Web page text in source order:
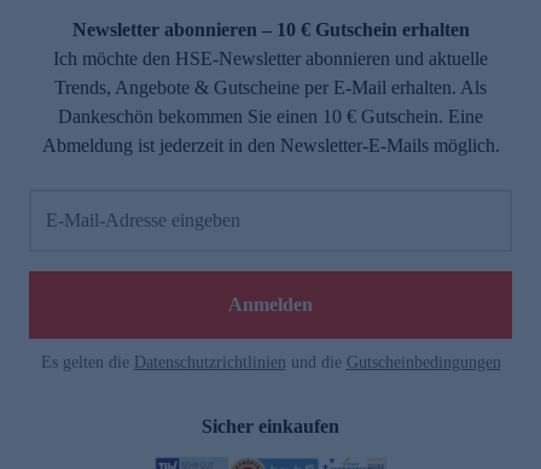
Newsletter abonnieren – 10 € Gutschein erhalten
Ich möchte den HSE-Newsletter abonnieren und aktuelle
Trends, Angebote & Gutscheine per E-Mail erhalten. Als
Dankeschön bekommen Sie einen 10 € Gutschein. Eine
Abmeldung ist jederzeit in den Newsletter-E-Mails möglich.
E-Mail-Adresse eingeben
Anmelden
Es gelten die Datenschutzrichtlinien und die Gutscheinbedingungen
Sicher einkaufen